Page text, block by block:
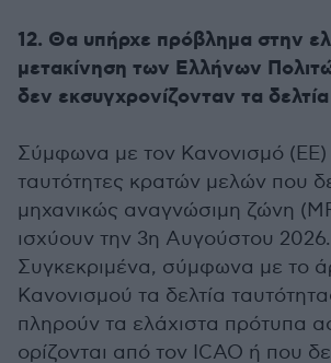
12. Θα υπήρχε πρόβλημα στην
μετακίνηση των Ελλήνων
δεν εκσυγχρονίζονταν τα
Σύμφωνα με τον Κανονισμό (ΕΕ)
ταυτότητες κρατών μελών που
μηχανικώς αναγνώσιμη ζώνη
ισχύουν την 3η Αυγούστου 2026.
Συγκεκριμένα, σύμφωνα με το
Κανονισμού τα δελτία
πληρούν τα ελάχιστα πρότυπα
ορίζονται από τον ICAO ή που